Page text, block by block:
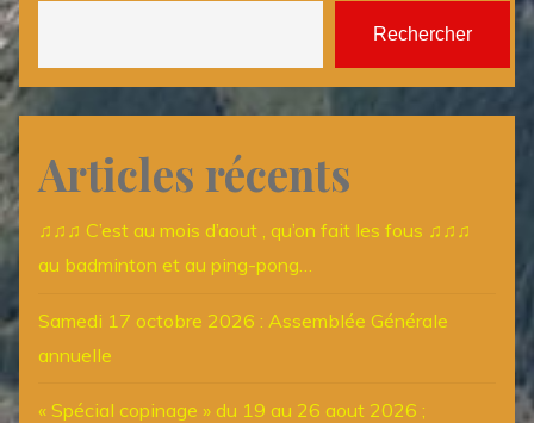
Rechercher
Articles récents
♫♫♫ C’est au mois d’aout , qu’on fait les fous ♫♫♫
au badminton et au ping-pong…
Samedi 17 octobre 2026 : Assemblée Générale
annuelle
« Spécial copinage » du 19 au 26 aout 2026 ;